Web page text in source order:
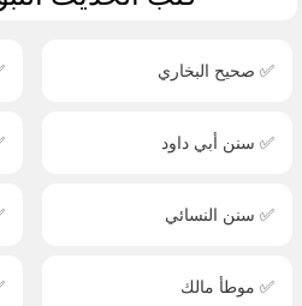
✅ صحيح البخاري
✅ سنن أبي داود
✅ سنن النسائي
✅ موطأ مالك